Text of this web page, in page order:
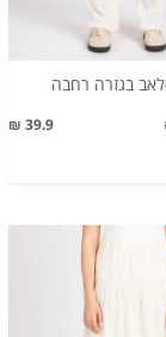
בגזרה רחבה
39.9 ₪